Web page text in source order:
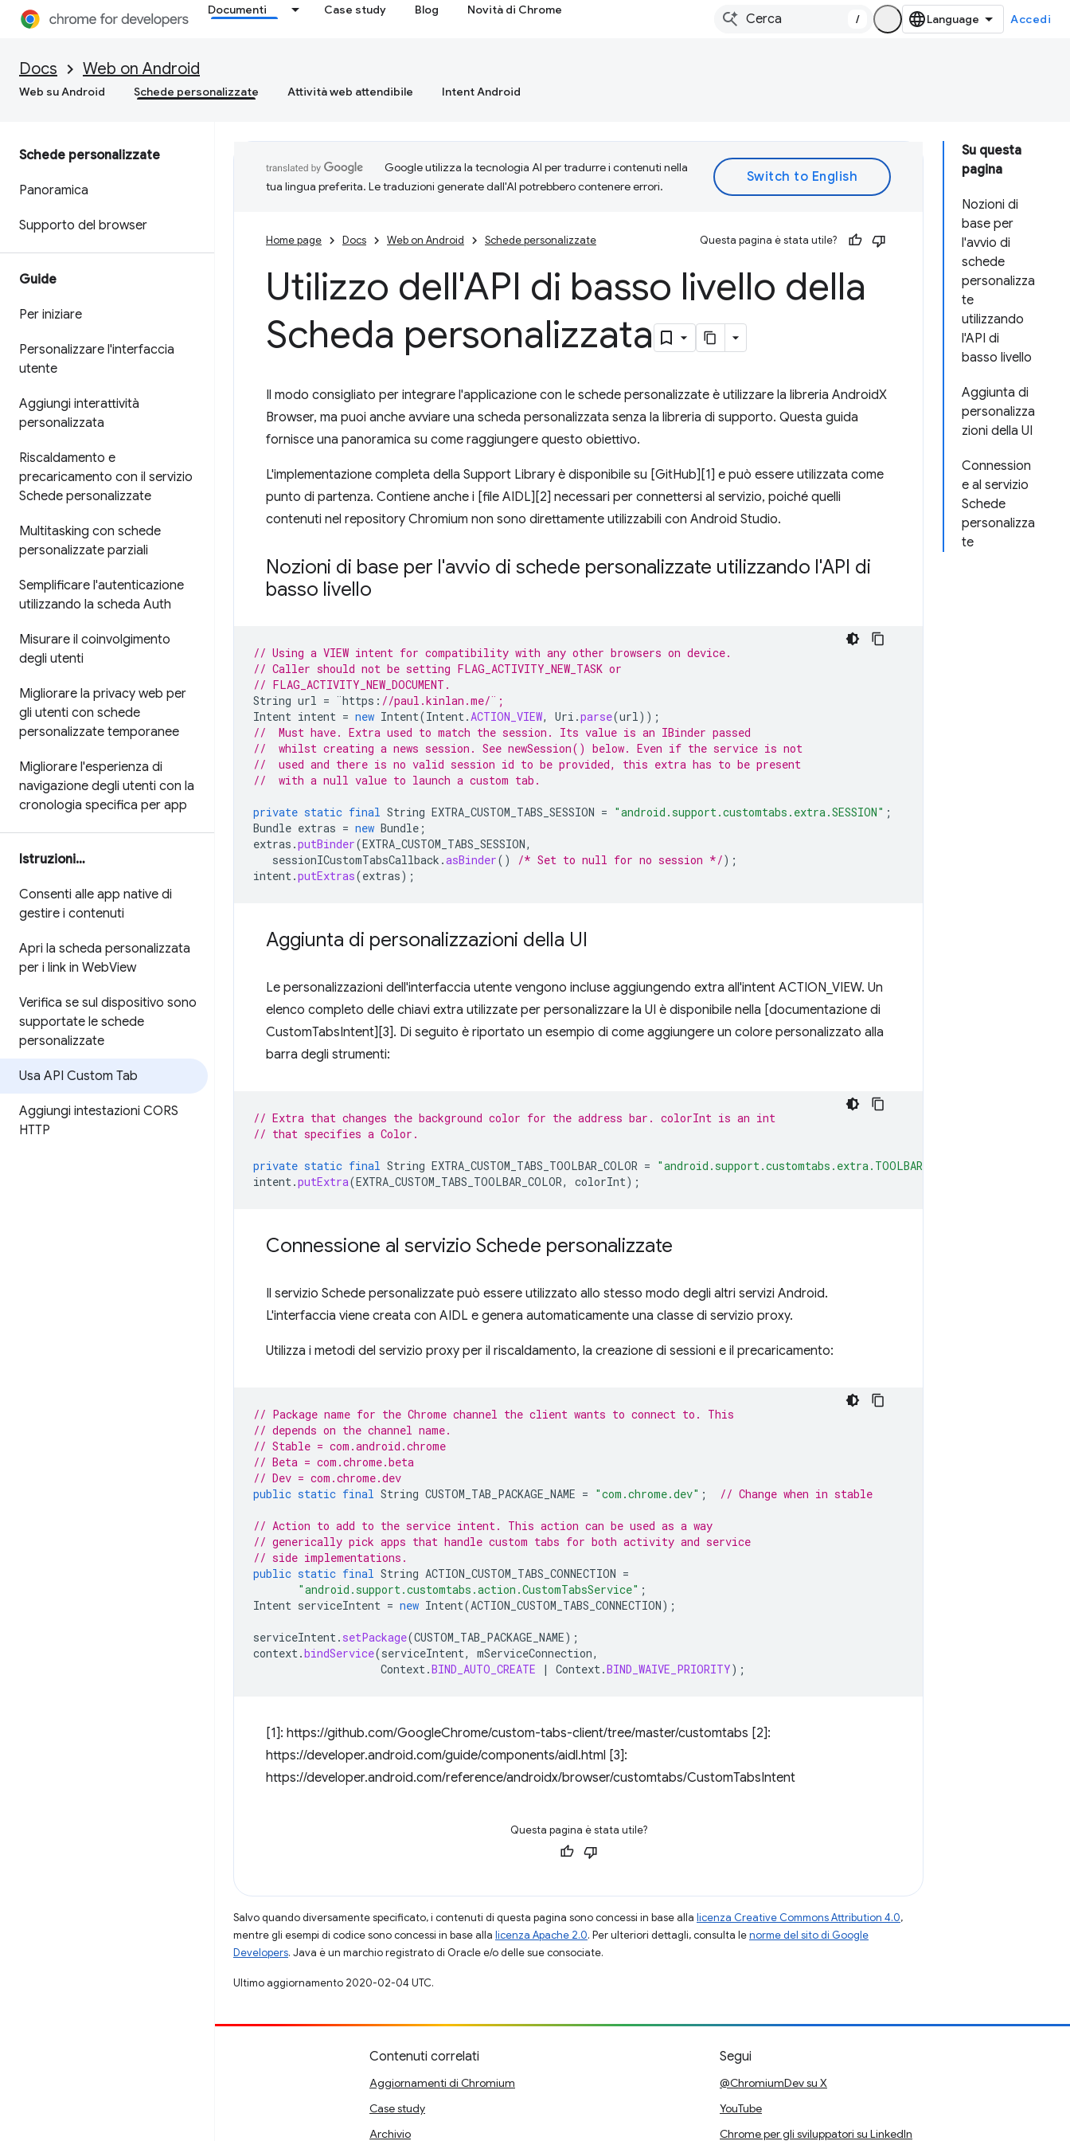
Documenti Case study Blog Novità di Chrome
/ Accedi
Docs Web on Android
Web su Android Schede personalizzate Attività web attendibile Intent Android
Schede personalizzate
Panoramica
Supporto del browser
Guide
Per iniziare
Personalizzare l'interfaccia
utente
Aggiungi interattività
personalizzata
Riscaldamento e
precaricamento con il servizio
Schede personalizzate
Multitasking con schede
personalizzate parziali
Semplificare l'autenticazione
utilizzando la scheda Auth
Misurare il coinvolgimento
degli utenti
Migliorare la privacy web per
gli utenti con schede
personalizzate temporanee
Migliorare l'esperienza di
navigazione degli utenti con la
cronologia specifica per app
Istruzioni…
Consenti alle app native di
gestire i contenuti
Apri la scheda personalizzata
per i link in WebView
Verifica se sul dispositivo sono
supportate le schede
personalizzate
Usa API Custom Tab
Aggiungi intestazioni CORS
HTTP
Su questa
pagina
Nozioni di
base per
l'avvio di
schede
personalizza
te
utilizzando
l'API di
basso livello
Aggiunta di
personalizza
zioni della UI
Connession
e al servizio
Schede
personalizza
te
Google utilizza la tecnologia AI per tradurre i contenuti nella
tua lingua preferita. Le traduzioni generate dall'AI potrebbero contenere errori.
Home page Docs Web on Android Schede personalizzate Questa pagina è stata utile?
Utilizzo dell'API di basso livello della
Scheda personalizzata
Il modo consigliato per integrare l'applicazione con le schede personalizzate è utilizzare la libreria AndroidX
Browser, ma puoi anche avviare una scheda personalizzata senza la libreria di supporto. Questa guida
fornisce una panoramica su come raggiungere questo obiettivo.
L'implementazione completa della Support Library è disponibile su [GitHub][1] e può essere utilizzata come
punto di partenza. Contiene anche i [file AIDL][2] necessari per connettersi al servizio, poiché quelli
contenuti nel repository Chromium non sono direttamente utilizzabili con Android Studio.
Nozioni di base per l'avvio di schede personalizzate utilizzando l'API di
basso livello
// Using a VIEW intent for compatibility with any other browsers on device.
// Caller should not be setting FLAG_ACTIVITY_NEW_TASK or
// FLAG_ACTIVITY_NEW_DOCUMENT.
String url = ¨https : //paul.kinlan.me/¨;
Intent intent = new Intent(Intent.ACTION_VIEW, Uri .parse(url));
//  Must have. Extra used to match the session. Its value is an IBinder passed
//  whilst creating a news session. See newSession() below. Even if the service is not
//  used and there is no valid session id to be provided, this extra has to be present
//  with a null value to launch a custom tab.
private static final String EXTRA_CUSTOM_TABS_SESSION = "android.support.customtabs.extra.SESSION" ;
Bundle extras = new Bundle ;
extras .putBinder(EXTRA_CUSTOM_TABS_SESSION,
sessionICustomTabsCallback .asBinder() /* Set to null for no session */);
intent.putExtras(extras);
Aggiunta di personalizzazioni della UI
Le personalizzazioni dell'interfaccia utente vengono incluse aggiungendo extra all'intent ACTION_VIEW. Un
elenco completo delle chiavi extra utilizzate per personalizzare la UI è disponibile nella [documentazione di
CustomTabsIntent][3]. Di seguito è riportato un esempio di come aggiungere un colore personalizzato alla
barra degli strumenti:
// Extra that changes the background color for the address bar. colorInt is an int
// that specifies a Color.
private static final String EXTRA_CUSTOM_TABS_TOOLBAR_COLOR = "android.support.customtabs.extra.TOOLBAR_COLOR"
intent.putExtra(EXTRA_CUSTOM_TABS_TOOLBAR_COLOR, colorInt);
Connessione al servizio Schede personalizzate
Il servizio Schede personalizzate può essere utilizzato allo stesso modo degli altri servizi Android.
L'interfaccia viene creata con AIDL e genera automaticamente una classe di servizio proxy.
Utilizza i metodi del servizio proxy per il riscaldamento, la creazione di sessioni e il precaricamento:
// Package name for the Chrome channel the client wants to connect to. This
// depends on the channel name.
// Stable = com.android.chrome
// Beta = com.chrome.beta
// Dev = com.chrome.dev
public static final String CUSTOM_TAB_PACKAGE_NAME = "com.chrome.dev" ; // Change when in stable
// Action to add to the service intent. This action can be used as a way
// generically pick apps that handle custom tabs for both activity and service
// side implementations.
public static final String ACTION_CUSTOM_TABS_CONNECTION =
"android.support.customtabs.action.CustomTabsService" ;
Intent serviceIntent = new Intent(ACTION_CUSTOM_TABS_CONNECTION);
serviceIntent. setPackage(CUSTOM_TAB_PACKAGE_NAME);
context.bindService(serviceIntent, mServiceConnection,
Context.BIND_AUTO_CREATE | Context.BIND_WAIVE_PRIORITY);
[1]: https://github.com/GoogleChrome/custom-tabs-client/tree/master/customtabs [2]:
https://developer.android.com/guide/components/aidl.html [3]:
https://developer.android.com/reference/androidx/browser/customtabs/CustomTabsIntent
Questa pagina è stata utile?
Salvo quando diversamente specificato, i contenuti di questa pagina sono concessi in base alla licenza Creative Commons Attribution 4.0,
mentre gli esempi di codice sono concessi in base alla licenza Apache 2.0. Per ulteriori dettagli, consulta lenorme del sito di Google
Developers. Java è un marchio registrato di Oracle e/o delle sue consociate.
Ultimo aggiornamento 2020-02-04 UTC.
Contenuti correlati
Aggiornamenti di Chromium
Case study
Archivio
Segui
@ChromiumDev su X
YouTube
Chrome per gli sviluppatori su LinkedIn